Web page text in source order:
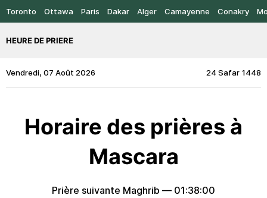
Toronto Ottawa Paris Dakar Alger Camayenne Conakry
HEURE DE PRIERE
Vendredi, 07 Août 2026 24 Safar 1448
Horaire des prières à
Mascara
Prière suivante Maghrib — 01:38:00